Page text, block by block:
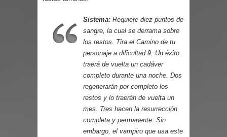
Sistema: Requiere diez puntos de
sangre, la cual se derrama sobre
los restos. Tira el Camino de tu
personaje a dificultad 9. Un éxito
traerá de vuelta un cadáver
completo durante una noche. Dos
regenerarán por completo los
restos y lo traerán de vuelta un
mes. Tres hacen la resurrección
completa y permanente. Sin
embargo, el vampiro que usa este